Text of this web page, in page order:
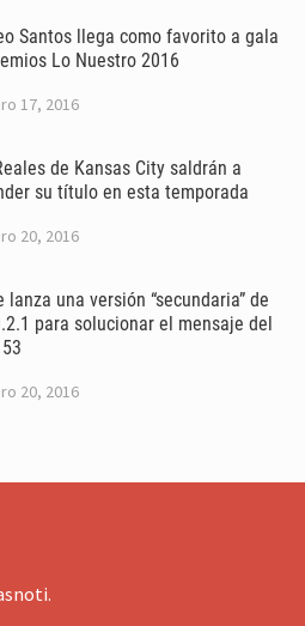
Santos llega como favorito a gala
Lo Nuestro 2016
17, 2016
de Kansas City saldrán a
su título en esta temporada
20, 2016
lanza una versión “secundaria” de
para solucionar el mensaje del
20, 2016